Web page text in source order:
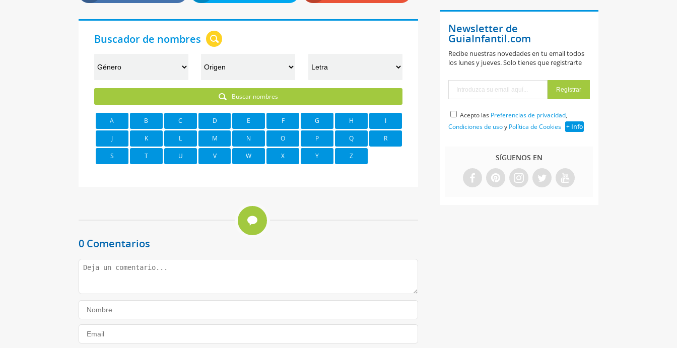
Buscador de nombres
Buscar nombres
A B C D E F G H I
J K L M N O P Q R
S T U V W X Y Z
0 Comentarios
Newsletter de
GuiaInfantil.com
Recibe nuestras novedades en tu email todos
los lunes y jueves. Solo tienes que registrarte
Acepto las Preferencias de privacidad,
Condiciones de usoy Política de Cookies + Info
SÍGUENOS EN